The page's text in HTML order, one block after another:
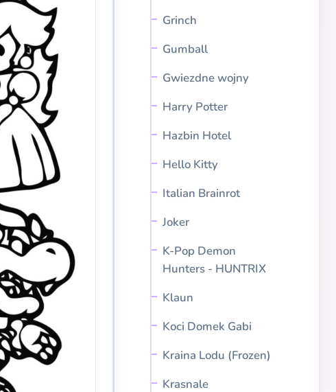
Grinch
Gumball
Gwiezdne wojny
Harry Potter
Hazbin Hotel
Hello Kitty
Italian Brainrot
Joker
K-Pop Demon
Hunters - HUNTRIX
Klaun
Koci Domek Gabi
Kraina Lodu (Frozen)
Krasnale